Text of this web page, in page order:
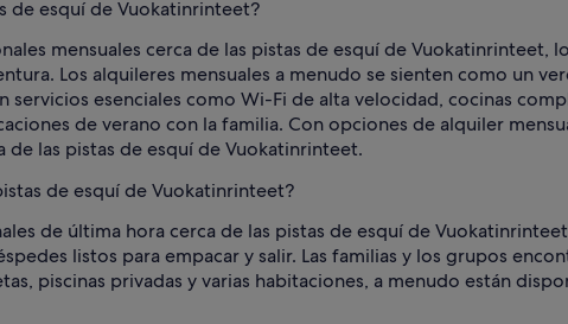
de esquí de Vuokatinrinteet?
mensuales cerca de las pistas de esquí de Vuokatinrinteet,
Los alquileres mensuales a menudo se sienten como un
esenciales como Wi-Fi de alta velocidad, cocinas
de verano con la familia. Con opciones de alquiler
las pistas de esquí de Vuokatinrinteet.
de esquí de Vuokatinrinteet?
de última hora cerca de las pistas de esquí de
listos para empacar y salir. Las familias y los grupos
piscinas privadas y varias habitaciones, a menudo están